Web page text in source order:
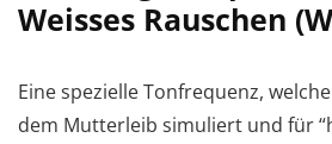
Weisses Rauschen
Eine spezielle Tonfrequenz,
dem Mutterleib simuliert und für